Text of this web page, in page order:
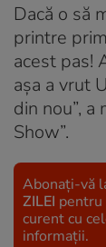
Dacă o să
printre
acest pas!
așa a vrut
din nou”, a
Show”.
Abonați-vă
ZILEI pentru
curent cu
informații.